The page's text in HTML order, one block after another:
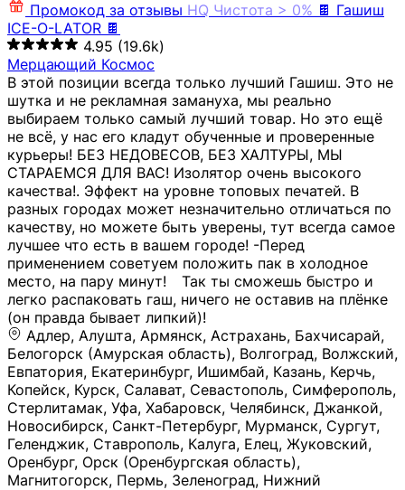
Промокод за отзывы HQ Чистота > 0% 🍫 Гашиш
ICE-O-LATOR 🍫
4.95 (19.6k)
Мерцающий Космос
В этой позиции всегда только лучший Гашиш. Это не
шутка и не рекламная замануха, мы реально
выбираем только самый лучший товар. Но это ещё
не всё, у нас его кладут обученные и проверенные
курьеры! БЕЗ НЕДОВЕСОВ, БЕЗ ХАЛТУРЫ, МЫ
СТАРАЕМСЯ ДЛЯ ВАС! Изолятор очень высокого
качества!. Эффект на уровне топовых печатей. В
разных городах может незначительно отличаться по
качеству, но можете быть уверены, тут всегда самое
лучшее что есть в вашем городе! -Перед
применением советуем положить пак в холодное
место, на пару минут!⠀ Так ты сможешь быстро и
легко распаковать гаш, ничего не оставив на плёнке
(он правда бывает липкий)!
Адлер, Алушта, Армянск, Астрахань, Бахчисарай,
Белогорск (Амурская область), Волгоград, Волжский,
Евпатория, Екатеринбург, Ишимбай, Казань, Керчь,
Копейск, Курск, Салават, Севастополь, Симферополь,
Стерлитамак, Уфа, Хабаровск, Челябинск, Джанкой,
Новосибирск, Санкт-Петербург, Мурманск, Сургут,
Геленджик, Ставрополь, Калуга, Елец, Жуковский,
Оренбург, Орск (Оренбургская область),
Магнитогорск, Пермь, Зеленоград, Нижний